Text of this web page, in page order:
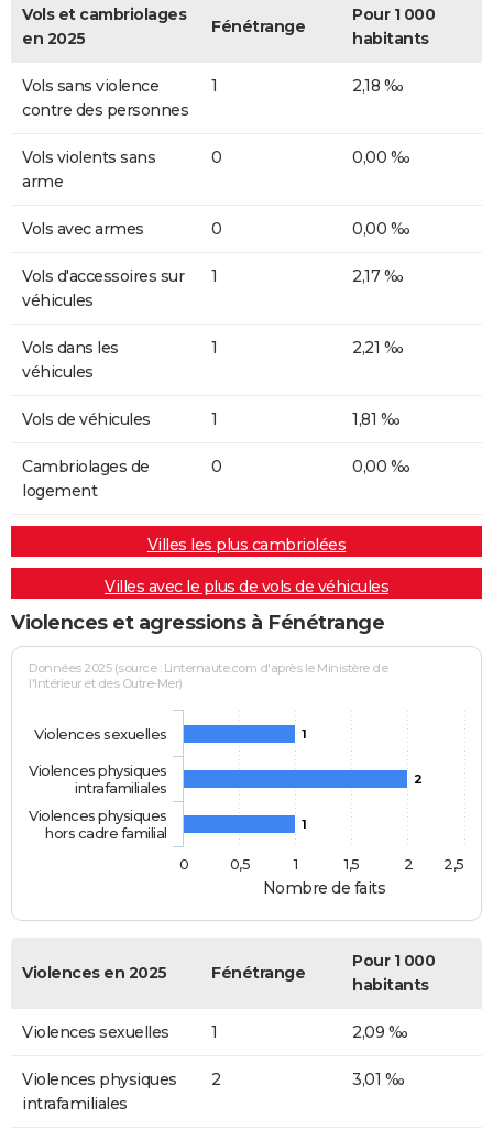
Vols et cambriolages
en 2025
Fénétrange
Pour 1 000
habitants
Vols sans violence
contre des personnes
1 2,18 ‰
Vols violents sans
arme
0 0,00 ‰
Vols avec armes 0 0,00 ‰
Vols d'accessoires sur
véhicules
1 2,17 ‰
Vols dans les
véhicules
1 2,21 ‰
Vols de véhicules 1 1,81 ‰
Cambriolages de
logement
0 0,00 ‰
Villes les plus cambriolées
Villes avec le plus de vols de véhicules
Violences et agressions à Fénétrange
Nombre de faits
Données 2025 (source : Linternaute.com d'après le Ministère de
l'Intérieur et des Outre-Mer)
1
2
1
Violences sexuelles
Violences physiques
intrafamiliales
Violences physiques
hors cadre familial
0
0,5 1 1,5 2 2,5
Violences en 2025 Fénétrange
Pour 1 000
habitants
Violences sexuelles 1 2,09 ‰
Violences physiques
intrafamiliales
2 3,01 ‰